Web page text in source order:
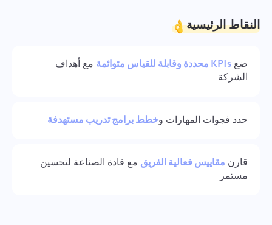
Português
Oʻzbek
النقاط الرئيسية
ضعKPIs محددة وقابلة للقياس متوائمة
مع أهداف
الشركة
حدد فجوات المهارات وخطط برامج تدريب مستهدفة
قارن مقاييس فعالية الفريق مع قادة الصناعة لتحسين
مستمر
الخاصة بك
إدارة المشاريع
إدارة معلومات المشروع (الحالات/العلامات) وأنشطة الفريق في
العمل الجماعي